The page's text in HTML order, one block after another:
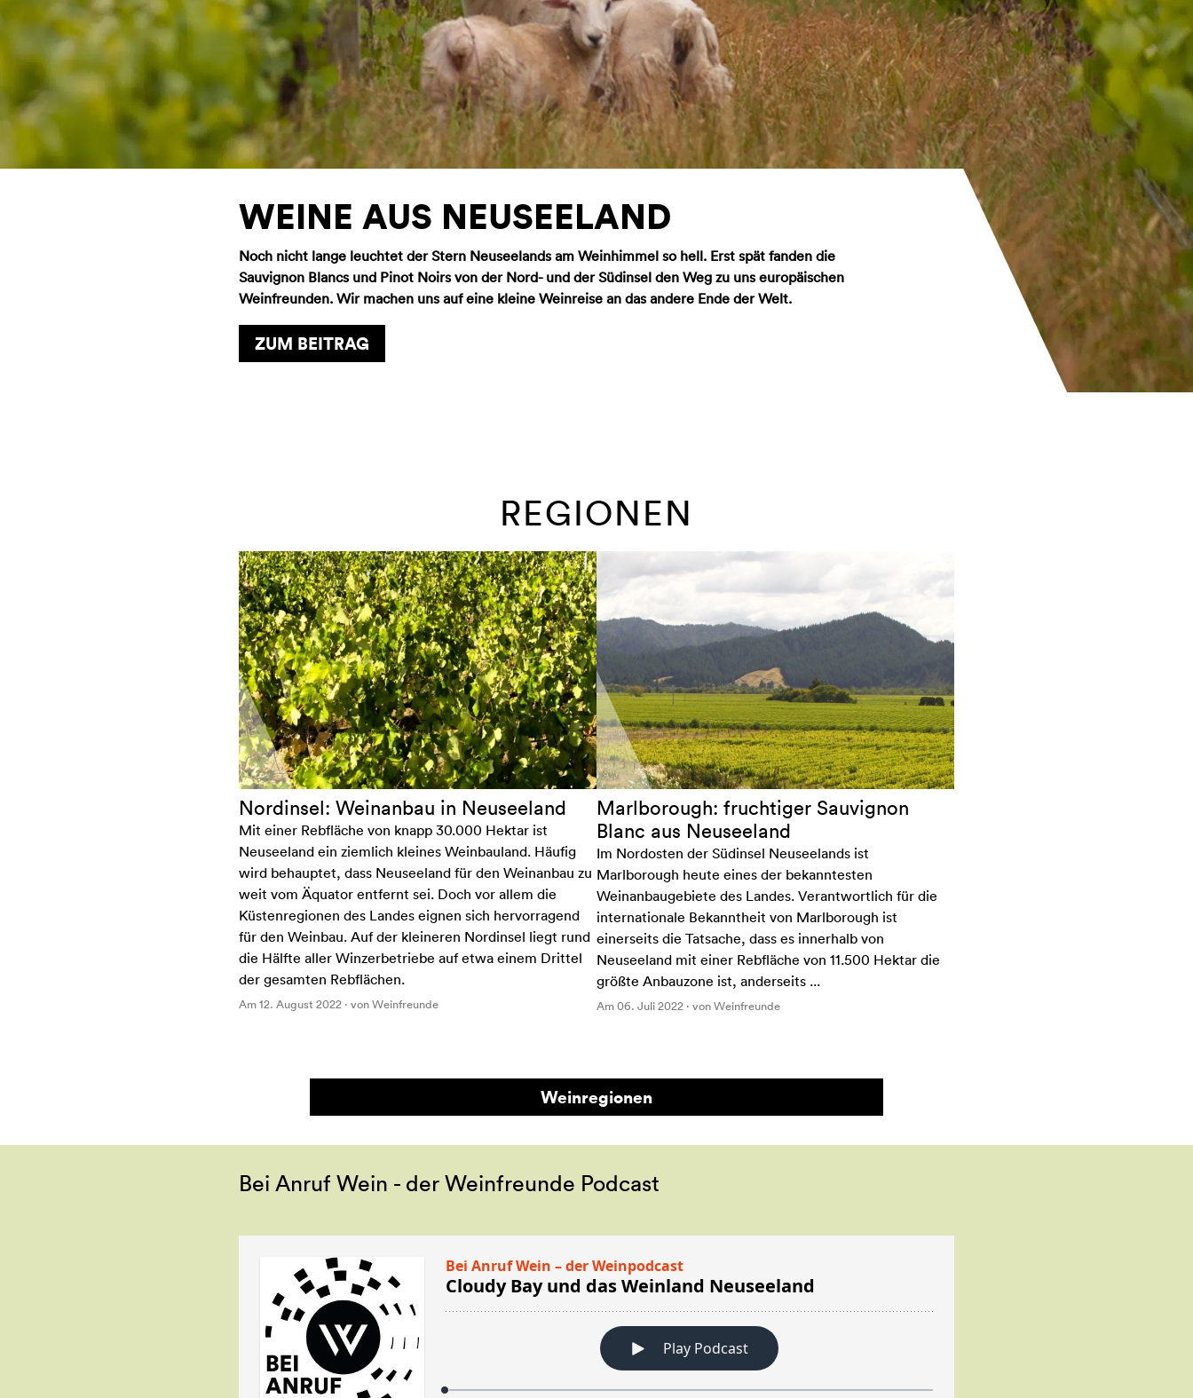
WEINE AUS NEUSEELAND
Noch nicht lange leuchtet der Stern Neuseelands am Weinhimmel so hell. Erst spät fanden die
Sauvignon Blancs und Pinot Noirs von der Nord- und der Südinsel den Weg zu uns europäischen
Weinfreunden. Wir machen uns auf eine kleine Weinreise an das andere Ende der Welt.
ZUM BEITRAG
REGIONEN
Nordinsel: Weinanbau in Neuseeland
Mit einer Rebfläche von knapp 30.000 Hektar ist
Neuseeland ein ziemlich kleines Weinbauland. Häufig
wird behauptet, dass Neuseeland für den Weinanbau zu
weit vom Äquator entfernt sei. Doch vor allem die
Küstenregionen des Landes eignen sich hervorragend
für den Weinbau. Auf der kleineren Nordinsel liegt rund
die Hälfte aller Winzerbetriebe auf etwa einem Drittel
der gesamten Rebflächen.
Am 12. August 2022 · von Weinfreunde
Marlborough: fruchtiger Sauvignon
Blanc aus Neuseeland
Im Nordosten der Südinsel Neuseelands ist
Marlborough heute eines der bekanntesten
Weinanbaugebiete des Landes. Verantwortlich für die
internationale Bekanntheit von Marlborough ist
einerseits die Tatsache, dass es innerhalb von
Neuseeland mit einer Rebfläche von 11.500 Hektar die
größte Anbauzone ist, anderseits ...
Am 06. Juli 2022 · von Weinfreunde
Weinregionen
Bei Anruf Wein - der Weinfreunde Podcast